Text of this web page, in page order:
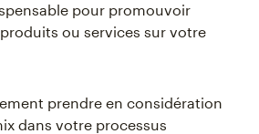
pour promouvoir
ou services sur votre
prendre en considération
dans votre processus